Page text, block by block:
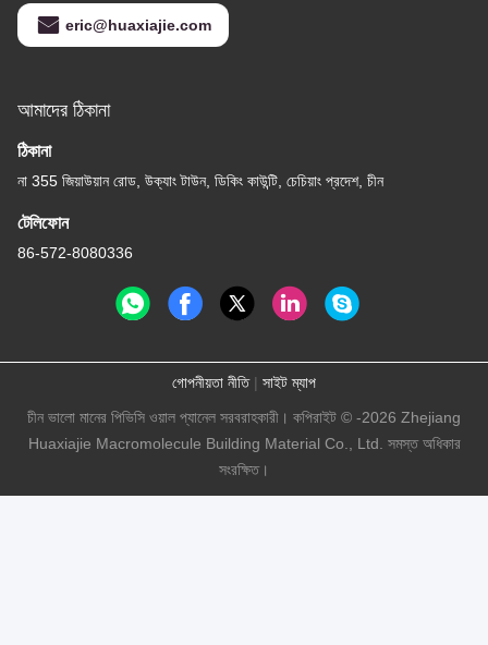
eric@huaxiajie.com
আমাদের ঠিকানা
ঠিকানা
না 355 জিয়াউয়ান রোড, উক্যাং টাউন, ডিকিং কাউন্টি, চেচিয়াং প্রদেশ, চীন
টেলিফোন
86-572-8080336
গোপনীয়তা নীতি| সাইট ম্যাপ
চীন ভালো মানের পিভিসি ওয়াল প্যানেল সরবরাহকারী। কপিরাইট © -2026 Zhejiang
Huaxiajie Macromolecule Building Material Co., Ltd. সমস্ত অধিকার
সংরক্ষিত।